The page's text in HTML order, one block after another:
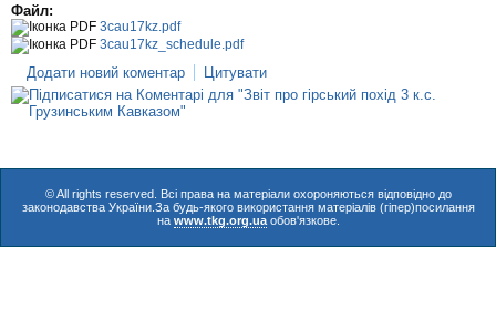
Файл:
3cau17kz.pdf
3cau17kz_schedule.pdf
Додати новий коментар Цитувати
© All rights reserved. Всі права на матеріали охороняються відповідно до
законодавства України.За будь-якого використання матеріалів (гіпер)посилання
на www.tkg.org.uaобов'язкове.